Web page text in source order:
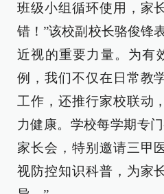
班级小组循环使用，家
错！”该校副校长骆俊锋
近视的重要力量。为有
例，我们不仅在日常教
工作，还推行家校联动
力健康。学校每学期专
家长会，特别邀请三甲
视防控知识科普，为家